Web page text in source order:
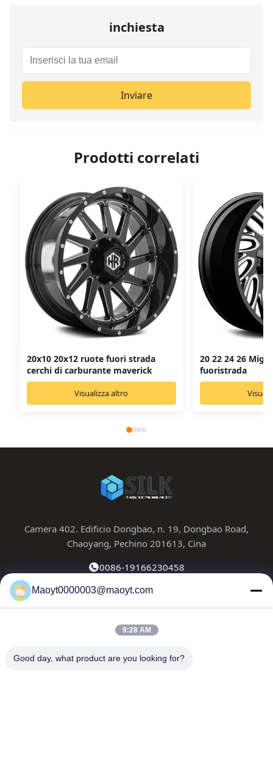
inchiesta
Inviare
Prodotti correlati
20x10 20x12 ruote fuori strada
cerchi di carburante maverick
Visualizza altro
20 22 24 26
fuoristrada
Camera 402. Edificio Dongbao, n. 19, Dongbao Road,
Chaoyang, Pechino 201613, Cina
0086-19166230458
kf@maoyt.com
ProdottiContattaci
La nostra newsletter
Maoyt0000003@maoyt.com
9:28 AM
Good day, what product are you looking for?